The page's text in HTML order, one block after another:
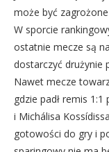
może być
W sporcie
ostatnie mecze są
dostarczyć drużynie
Nawet mecze
gdzie padł remis
i Michálisa
gotowości do gry i